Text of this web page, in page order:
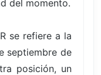
del momento.
se refiere a la
septiembre de
posición, un